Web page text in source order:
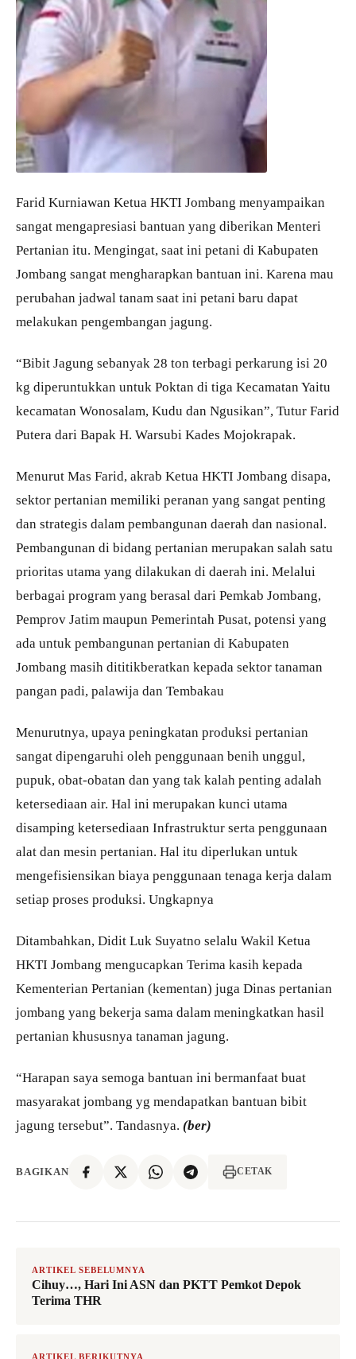
Farid Kurniawan Ketua HKTI Jombang menyampaikan
sangat mengapresiasi bantuan yang diberikan Menteri
Pertanian itu. Mengingat, saat ini petani di Kabupaten
Jombang sangat mengharapkan bantuan ini. Karena mau
perubahan jadwal tanam saat ini petani baru dapat
melakukan pengembangan jagung.
“Bibit Jagung sebanyak 28 ton terbagi perkarung isi 20
kg diperuntukkan untuk Poktan di tiga Kecamatan Yaitu
kecamatan Wonosalam, Kudu dan Ngusikan”, Tutur Farid
Putera dari Bapak H. Warsubi Kades Mojokrapak.
Menurut Mas Farid, akrab Ketua HKTI Jombang disapa,
sektor pertanian memiliki peranan yang sangat penting
dan strategis dalam pembangunan daerah dan nasional.
Pembangunan di bidang pertanian merupakan salah satu
prioritas utama yang dilakukan di daerah ini. Melalui
berbagai program yang berasal dari Pemkab Jombang,
Pemprov Jatim maupun Pemerintah Pusat, potensi yang
ada untuk pembangunan pertanian di Kabupaten
Jombang masih dititikberatkan kepada sektor tanaman
pangan padi, palawija dan Tembakau
Menurutnya, upaya peningkatan produksi pertanian
sangat dipengaruhi oleh penggunaan benih unggul,
pupuk, obat-obatan dan yang tak kalah penting adalah
ketersediaan air. Hal ini merupakan kunci utama
disamping ketersediaan Infrastruktur serta penggunaan
alat dan mesin pertanian. Hal itu diperlukan untuk
mengefisiensikan biaya penggunaan tenaga kerja dalam
setiap proses produksi. Ungkapnya
Ditambahkan, Didit Luk Suyatno selalu Wakil Ketua
HKTI Jombang mengucapkan Terima kasih kepada
Kementerian Pertanian (kementan) juga Dinas pertanian
jombang yang bekerja sama dalam meningkatkan hasil
pertanian khususnya tanaman jagung.
“Harapan saya semoga bantuan ini bermanfaat buat
masyarakat jombang yg mendapatkan bantuan bibit
jagung tersebut”. Tandasnya. (ber)
BAGIKAN CETAK
ARTIKEL SEBELUMNYA
Cihuy…, Hari Ini ASN dan PKTT Pemkot Depok
Terima THR
ARTIKEL BERIKUTNYA